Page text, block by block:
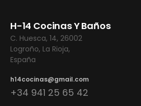
H-14 Cocinas Y Baños
C. Huesca, 14, 26002
Logroño, La Rioja,
España
h14cocinas@gmail.com
+34 941 25 65 42